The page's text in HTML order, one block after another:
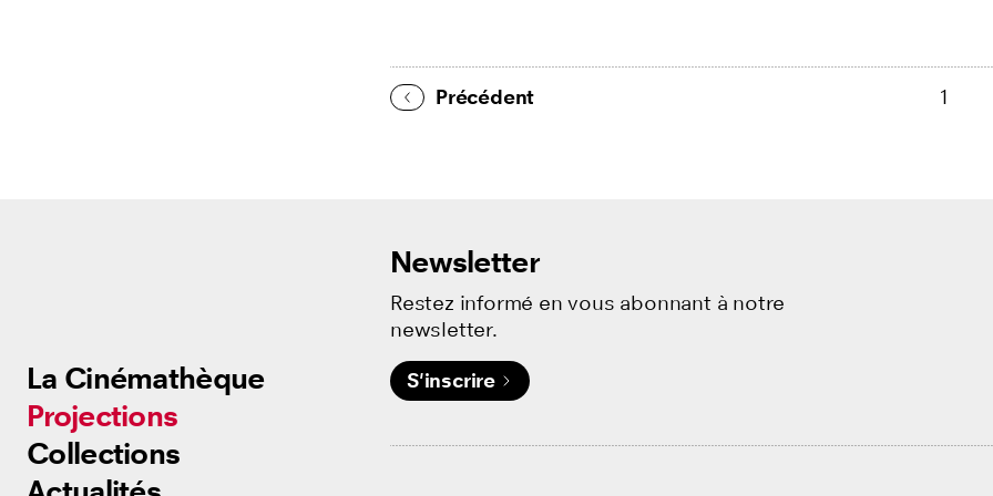
La Cinémathèque
Projections
Collections
La Cinémathèque
Projections
Collections
Ciné-familles
Le Passculture fait son cinéma Cinémadeleine
Introduction à l’histoire du cinéma
Précédent 1
Newsletter
Restez informé en vous abonnant à notre
newsletter.
S'inscrire